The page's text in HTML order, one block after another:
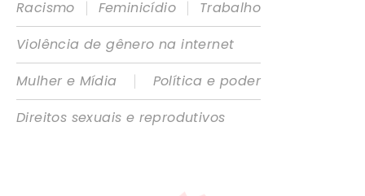
Racismo | Feminicídio |
Trabalho
Violência de gênero na internet
Mulher e Mídia
|
Política e poder
Direitos sexuais e reprodutivos